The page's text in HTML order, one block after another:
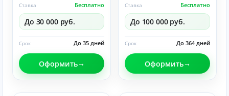
Бесплатно
Ставка
До 30 000 руб.
До 35 дней
Срок
Оформить
Бесплатно
Ставка
До 100 000 руб.
До 364 дней
Срок
Оформить